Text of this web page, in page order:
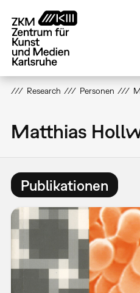
zum
Inhalt
Research Personen
Matthias
Publikationen